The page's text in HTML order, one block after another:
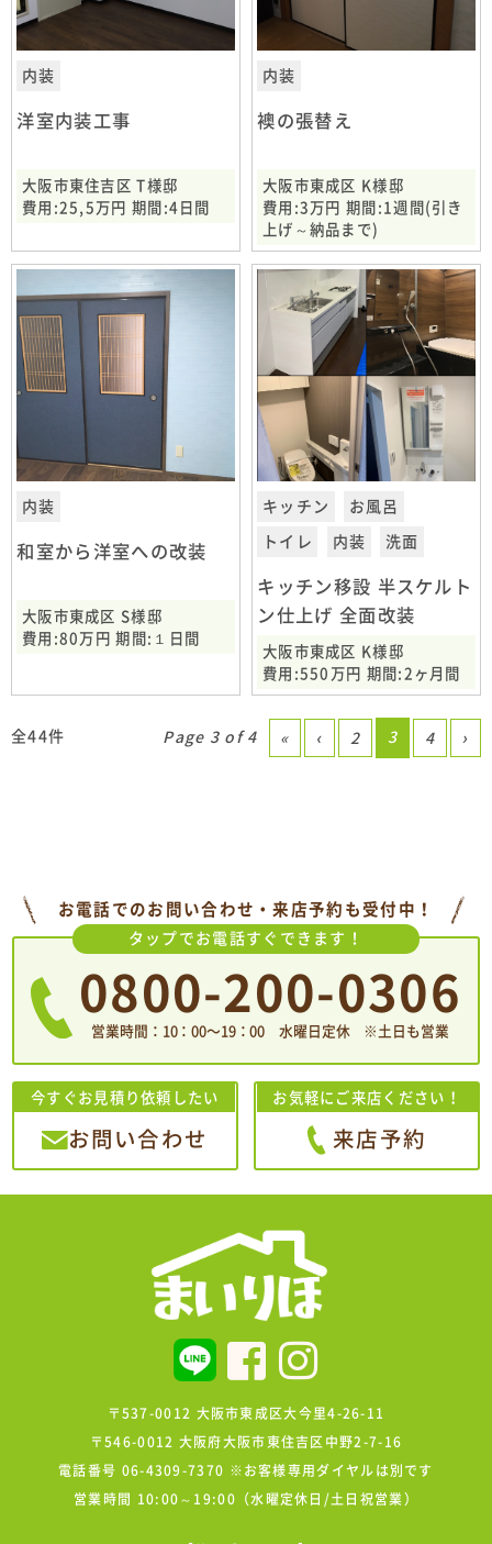
内装
洋室内装工事
大阪市東住吉区 T様邸
費用:25,5万円 期間:4日間
内装
襖の張替え
大阪市東成区 K様邸
費用:3万円 期間:1週間(引き
上げ～納品まで)
内装
和室から洋室への改装
大阪市東成区 S様邸
費用:80万円 期間:１日間
キッチン お風呂
トイレ 内装 洗面
キッチン移設 半スケルト
ン仕上げ 全面改装
大阪市東成区 K様邸
費用:550万円 期間:2ヶ月間
全44件 Page 3 of 4 « ‹ 2 3 4 ›
お電話でのお問い合わせ・来店予約も受付中！
タップでお電話すぐできます！
0800-200-0306
営業時間：10：00〜19：00 水曜日定休 ※土日も営業
今すぐお見積り依頼したい
お問い合わせ
お気軽にご来店ください！
来店予約
〒537-0012 大阪市東成区大今里4-26-11
〒546-0012 大阪府大阪市東住吉区中野2-7-16
電話番号 06-4309-7370 ※お客様専用ダイヤルは別です
営業時間 10:00～19:00（水曜定休日/土日祝営業）